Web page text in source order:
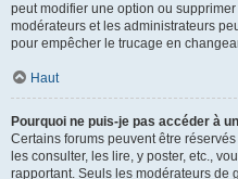
peut modifier une option ou
modérateurs et les administrateurs
pour empêcher le trucage en
Haut
Pourquoi ne puis-je pas accéder à
Certains forums peuvent être
les consulter, les lire, y poster, etc.,
rapportant. Seuls les modérateurs de